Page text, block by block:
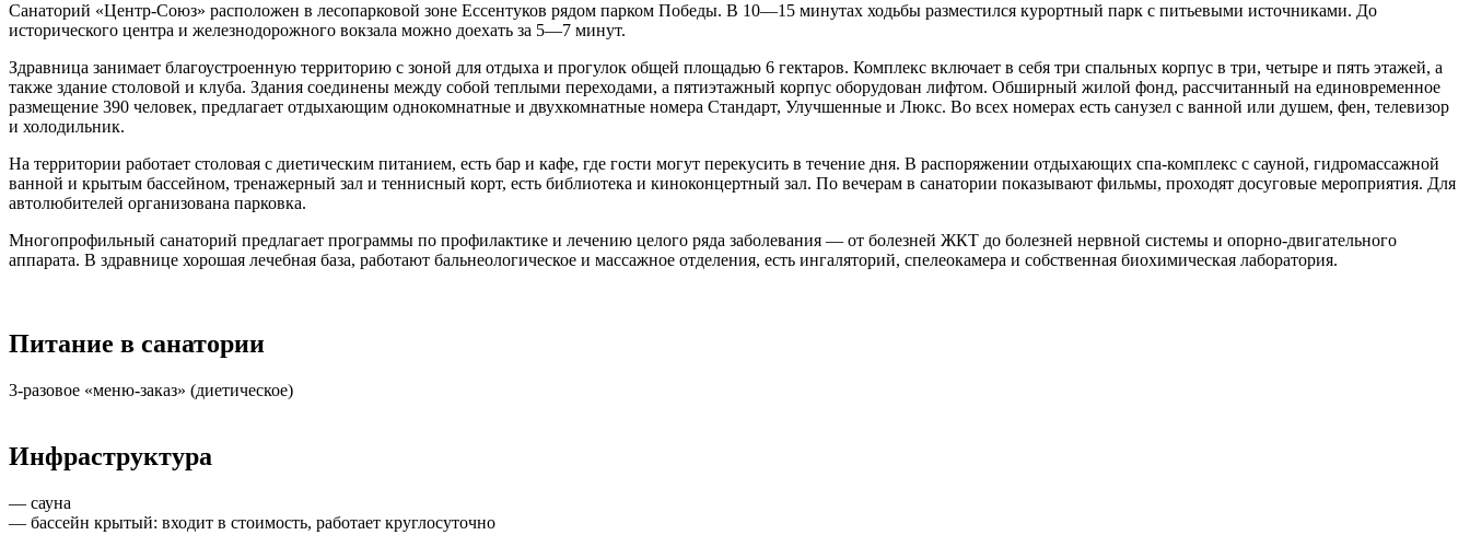
Санаторий «Центр-Союз» расположен в лесопарковой зоне Ессентуков рядом парком Победы. В 10—15 минутах ходьбы разместился курортный парк с питьевыми источниками. До
исторического центра и железнодорожного вокзала можно доехать за 5—7 минут.
Здравница занимает благоустроенную территорию с зоной для отдыха и прогулок общей площадью 6 гектаров. Комплекс включает в себя три спальных корпус в три, четыре и пять этажей, а
также здание столовой и клуба. Здания соединены между собой теплыми переходами, а пятиэтажный корпус оборудован лифтом. Обширный жилой фонд, рассчитанный на единовременное
размещение 390 человек, предлагает отдыхающим однокомнатные и двухкомнатные номера Стандарт, Улучшенные и Люкс. Во всех номерах есть санузел с ванной или душем, фен, телевизор
и холодильник.
На территории работает столовая с диетическим питанием, есть бар и кафе, где гости могут перекусить в течение дня. В распоряжении отдыхающих спа-комплекс с сауной, гидромассажной
ванной и крытым бассейном, тренажерный зал и теннисный корт, есть библиотека и киноконцертный зал. По вечерам в санатории показывают фильмы, проходят досуговые мероприятия. Для
автолюбителей организована парковка.
Многопрофильный санаторий предлагает программы по профилактике и лечению целого ряда заболевания — от болезней ЖКТ до болезней нервной системы и опорно-двигательного
аппарата. В здравнице хорошая лечебная база, работают бальнеологическое и массажное отделения, есть ингаляторий, спелеокамера и собственная биохимическая лаборатория.
Питание в санатории
3-разовое «меню-заказ» (диетическое)
Инфраструктура
— сауна
— бассейн крытый: входит в стоимость, работает круглосуточно